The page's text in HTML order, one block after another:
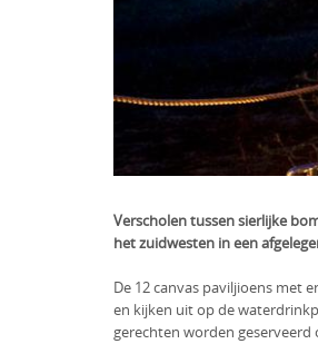
Verscholen tussen sierlijke
het zuidwesten in een
De 12 canvas paviljioens met
en kijken uit op de
gerechten worden